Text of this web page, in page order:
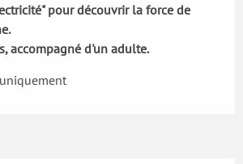
pour découvrir la force de
accompagné d'un adulte.